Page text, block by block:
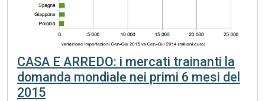
CASA E ARREDO: i mercati trainanti la
domanda mondiale nei primi 6 mesi del
2015